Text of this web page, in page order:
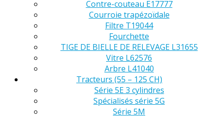
Contre-couteau E17777
Courroie trapézoïdale
Filtre T19044
Fourchette
TIGE DE BIELLE DE RELEVAGE L31655
Vitre L62576
Arbre L41040
Tracteurs (55 – 125 CH)
Série 5E 3 cylindres
Spécialisés série 5G
Série 5M